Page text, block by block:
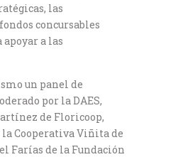
las
concursables
a las
un panel de
por la DAES,
de Floricoop,
Cooperativa Viñita de
Farías de la Fundación